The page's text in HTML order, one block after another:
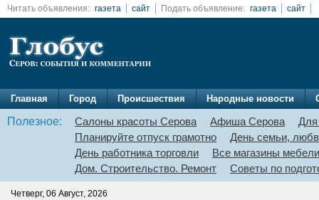
Читать объявления: газета сайт Подать объявление: газета сайт
Главная Город Происшествия Народные новости
Полезное: Салоны красоты Серова Афиша Серова
Для
Планируйте отпуск грамотно
День семьи,
День работника торговли
Все магазины мебели
Дом. Строительство. Ремонт
Советы по
Четверг, 06 Август, 2026